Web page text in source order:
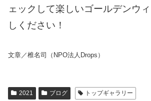
ェックして楽しいゴールデンウ
しください！
文章／椎名司（NPO法人Drops）
2021 ブログ トップギャラリー